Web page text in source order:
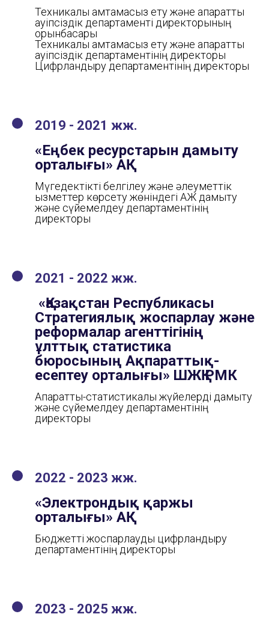
Техникалық қамтамасыз ету және ақпараттық
қауіпсіздік департаменті директорының
орынбасары
Техникалық қамтамасыз ету және ақпараттық
қауіпсіздік департаментінің директоры
Цифрландыру департаментінің директоры
2019 - 2021 жж.
«Еңбек ресурстарын дамыту
орталығы» АҚ
Мүгедектікті белгілеу және әлеуметтік
қызметтер көрсету жөніндегі АЖ дамыту
және сүйемелдеу департаментінің
директоры
2021 - 2022 жж.
«Қазақстан Республикасы
Стратегиялық жоспарлау және
реформалар агенттігінің
ұлттық статистика
бюросының Ақпараттық-
есептеу орталығы» ШЖҚ РМК
Ақпараттық-статистикалық жүйелерді дамыту
және сүйемелдеу департаментінің
директоры
2022 - 2023 жж.
«Электрондық қаржы
орталығы» АҚ
Бюджетті жоспарлауды цифрландыру
департаментінің директоры
2023 - 2025 жж.